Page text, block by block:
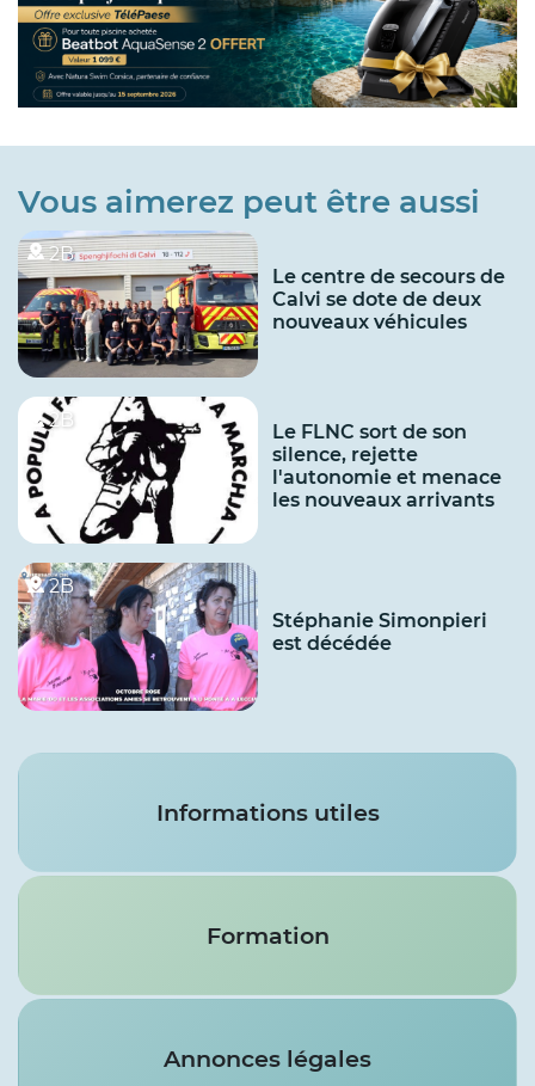
Vous aimerez peut être aussi
2B
Le centre de secours de
Calvi se dote de deux
nouveaux véhicules
2B
Le FLNC sort de son
silence, rejette
l'autonomie et menace
les nouveaux arrivants
2B
Stéphanie Simonpieri
est décédée
Services
Informations utiles
Formation
Annonces légales